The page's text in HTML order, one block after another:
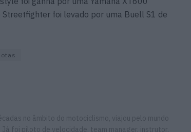
foi levado por uma Buell S1 de
no âmbito do motociclismo, viajou pelo mundo
foi piloto de velocidade, team manager, instrutor,